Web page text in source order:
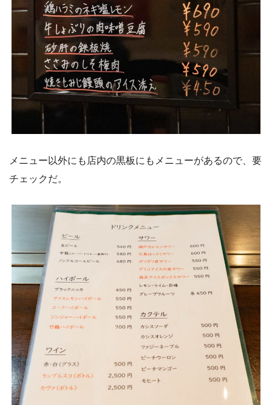
メニュー以外にも店内の黒板にもメニューがあるので、要
チェックだ。